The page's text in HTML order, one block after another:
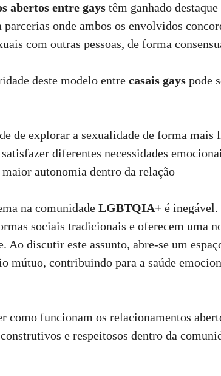
abertos entre gays têm ganhado
onde ambos os envolvidos
com outras pessoas, de forma
deste modelo entre casais gays pode
de explorar a sexualidade de forma mais
diferentes necessidades
maior autonomia dentro da relação
na comunidade LGBTQIA+ é inegável.
sociais tradicionais e oferecem uma
Ao discutir este assunto, abre-se um
mútuo, contribuindo para a saúde
como funcionam os relacionamentos
e respeitosos dentro da